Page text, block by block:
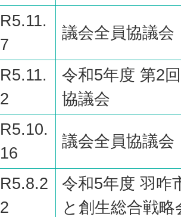
R5.11.
7
議会全員協議会
R5.11.
2
令和5年度 第2
協議会
R5.10.
16
議会全員協議会
R5.8.2
2
令和5年度 羽咋
と創生総合戦略